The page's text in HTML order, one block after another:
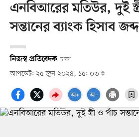
এনবিআরের মতিউর, দুই
সন্তানের ব্যাংক হিসাব জব্দ
নিজস্ব প্রতিবেদক ঢাকা
আপডেট: ২৫ জুন ২০২৪, ১৫: ০৩